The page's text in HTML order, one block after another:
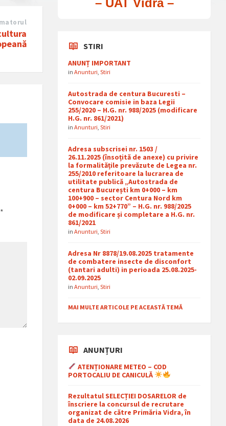
*
STIRI
ANUNȚ IMPORTANT
inAnunturi ,Stiri
Autostrada de centura Bucuresti –
Convocare comisie in baza Legii
255/2020 – H.G. nr. 988/2025 (modificare
H.G. nr. 861/2021)
inAnunturi ,Stiri
Adresa subscrisei nr. 1503 /
26.11.2025 (însoțită de anexe) cu privire
la formalitățile prevăzute de Legea nr.
255/2010 referitoare la lucrarea de
utilitate publică „Autostrada de
centura București km 0+000 – km
100+900 – sector Centura Nord km
0+000 – km 52+770” – H.G. nr. 988/2025
de modificare și completare a H.G. nr.
861/2021
inAnunturi ,Stiri
Adresa Nr 8878/19.08.2025 tratamente
de combatere insecte de disconfort
(tantari adulti) in perioada 25.08.2025-
02.09.2025
inAnunturi ,Stiri
MAI MULTE ARTICOLE PE ACEASTĂ TEMĂ
ANUNȚURI
ATENȚIONARE METEO – COD
PORTOCALIU DE CANICULĂ
Rezultatul SELECȚIEI DOSARELOR de
înscriere la concursul de recrutare
organizat de către Primăria Vidra, în
data de 24.08.2026